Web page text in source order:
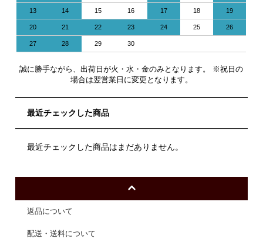
13 14 15 16 17 18 19
20 21 22 23 24 25 26
27 28 29 30
誠に勝手ながら、出荷日が火・水・金のみとなります。 ※祝日の
場合は翌営業日に変更となります。
最近チェックした商品
最近チェックした商品はまだありません。
返品について
配送・送料について